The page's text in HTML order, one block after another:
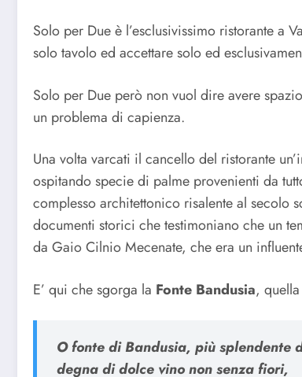
Solo per Due è l’esclusivissimo ristorante a
solo tavolo ed accettare solo ed
Solo per Due però non vuol dire avere
un problema di capienza.
Una volta varcati il cancello del ristorante
ospitando specie di palme provenienti da
complesso architettonico risalente al secolo
documenti storici che testimoniano che un
da Gaio Cilnio Mecenate, che era un
E’ qui che sgorga la Fonte Bandusia,
O fonte di Bandusia, più splendente
degna di dolce vino non senza fiori,